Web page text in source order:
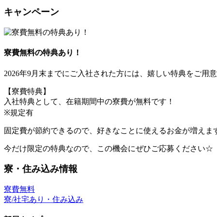
キャンペーン
寮費無料の特典あり！
2026年9月末までにご入社された方には、嬉しい特典をご用意
【寮費特典】
入社特典として、在籍期間中の寮費が無料です！
※規定有
固定費が節約できるので、好きなことに使えるお金が増えま
今だけ限定の特典なので、この機会にぜひご応募ください☆
寮・住み込み情報
寮費無料
寮/社宅あり・住み込み